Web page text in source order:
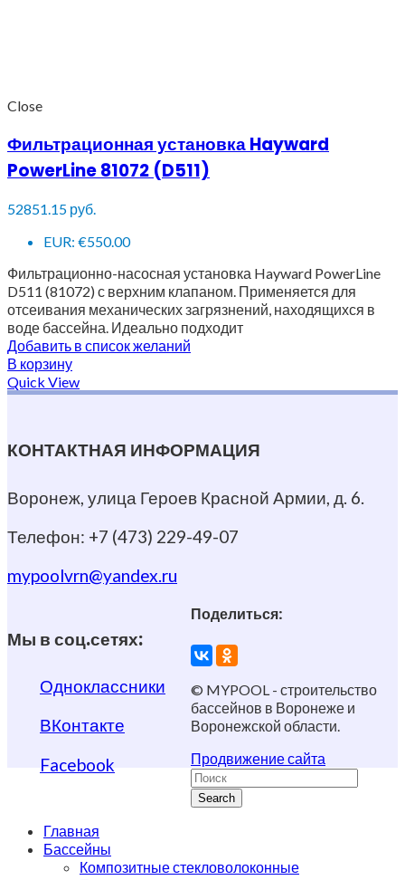
Close
Фильтрационная установка Hayward
PowerLine 81072 (D511)
52851.15 руб.
EUR: €550.00
Фильтрационно-насосная установка Hayward PowerLine
D511 (81072) с верхним клапаном. Применяется для
отсеивания механических загрязнений, находящихся в
воде бассейна. Идеально подходит
Добавить в список желаний
В корзину
Quick View
КОНТАКТНАЯ ИНФОРМАЦИЯ
Воронеж, улица Героев Красной Армии, д. 6.
Телефон: +7 (473) 229-49-07
mypoolvrn@yandex.ru
Мы в соц.сетях:
Одноклассники
ВКонтакте
Facebook
Поделиться:
© MYPOOL - строительство
бассейнов в Воронеже и
Воронежской области.
Продвижение сайта
Search
Главная
Бассейны
Композитные стекловолоконные